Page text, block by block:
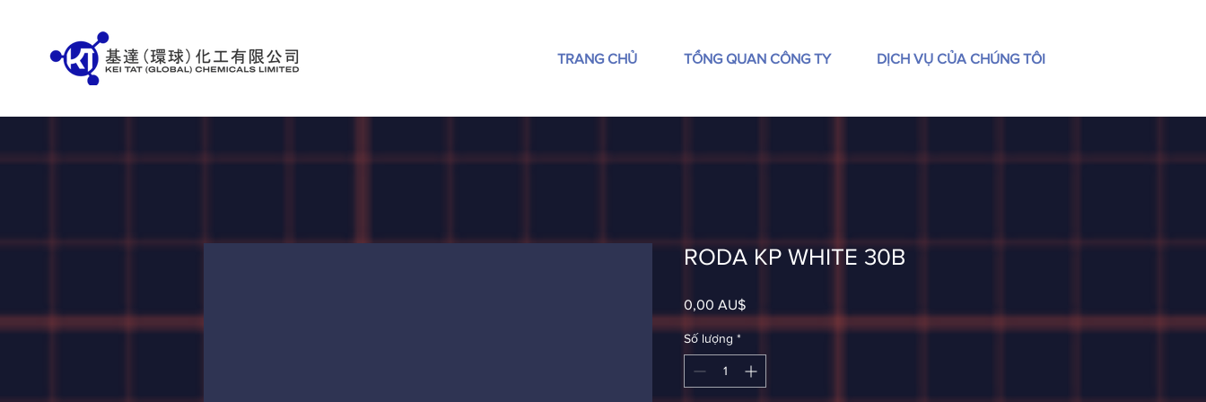
TRANG CHỦ TỔNG QUAN CÔNG TY DỊCH VỤ CỦA CHÚNG TÔI
RODA KP WHITE 30B
0,00 AU$Giá
Số lượng *